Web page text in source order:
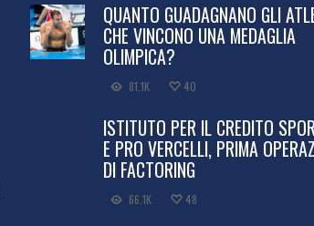
QUANTO GUADAGNANO GLI
CHE VINCONO UNA MEDAGLIA
OLIMPICA?
81.1K 40
ISTITUTO PER IL CREDITO
E PRO VERCELLI, PRIMA
DI FACTORING
66.1K 48